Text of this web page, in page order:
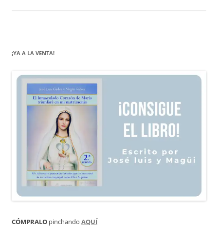
¡YA A LA VENTA!
CÓMPRALO pinchando AQUÍ